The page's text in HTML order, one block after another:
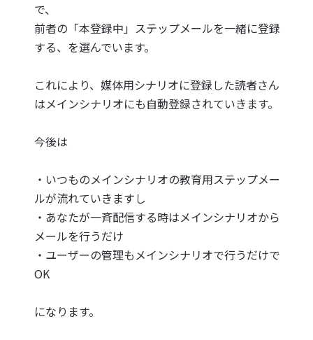
で、
前者の「本登録中」ステップメールを一緒に登録
する、を選んでいます。
これにより、媒体用シナリオに登録した読者さん
はメインシナリオにも自動登録されていきます。
今後は
・いつものメインシナリオの教育用ステップメー
ルが流れていきますし
・あなたが一斉配信する時はメインシナリオから
メールを行うだけ
・ユーザーの管理もメインシナリオで行うだけで
OK
になります。